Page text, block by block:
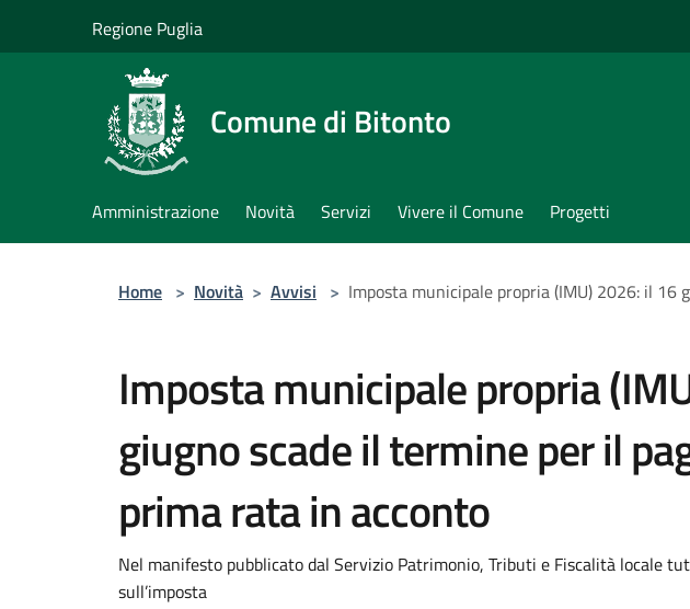
Regione Puglia
Comune di Bitonto
Amministrazione Novità Servizi Vivere il Comune Progetti
Home > Novità > Avvisi > Imposta municipale propria (IMU) 2026: il
Imposta municipale propria
giugno scade il termine per il
prima rata in acconto
Nel manifesto pubblicato dal Servizio Patrimonio, Tributi e Fiscalità locale
sull’imposta